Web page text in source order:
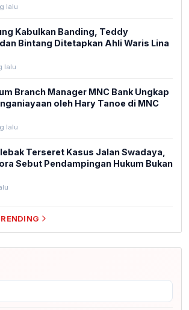
lalu
Kabulkan Banding, Teddy
Bintang Ditetapkan Ahli Waris Lina
lalu
Branch Manager MNC Bank Ungkap
oleh Hary Tanoe di MNC
lalu
Terseret Kasus Jalan Swadaya,
Sebut Pendampingan Hukum Bukan